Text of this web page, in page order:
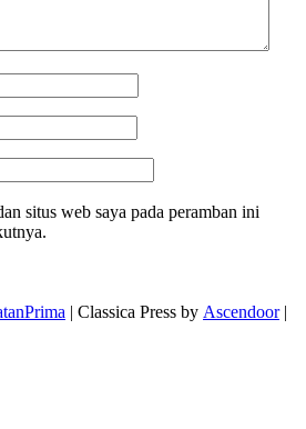
situs web saya pada peramban ini
| Classica Press by Ascendoor|